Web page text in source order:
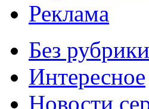
Реклама
Без рубрики
Интересное
Новости